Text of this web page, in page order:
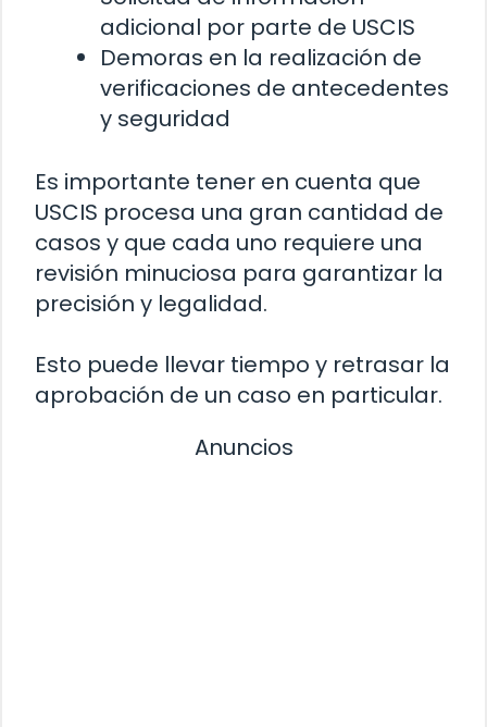
adicional por parte de USCIS
Demoras en la realización de
verificaciones de antecedentes
y seguridad
Es importante tener en cuenta que
USCIS procesa una gran cantidad de
casos y que cada uno requiere una
revisión minuciosa para garantizar la
precisión y legalidad.
Esto puede llevar tiempo y retrasar la
aprobación de un caso en particular.
Anuncios